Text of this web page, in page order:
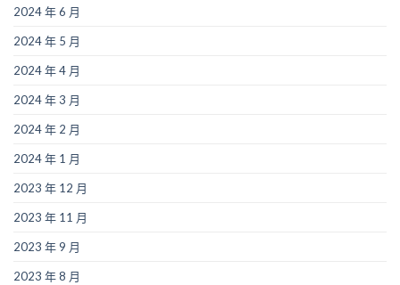
2024 年 6 月
2024 年 5 月
2024 年 4 月
2024 年 3 月
2024 年 2 月
2024 年 1 月
2023 年 12 月
2023 年 11 月
2023 年 9 月
2023 年 8 月